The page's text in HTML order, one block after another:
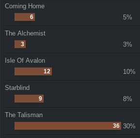
Coming Home
6 5%
The Alchemist
3 3%
Isle Of Avalon
12 10%
Starblind
9 8%
The Talisman
36 30%